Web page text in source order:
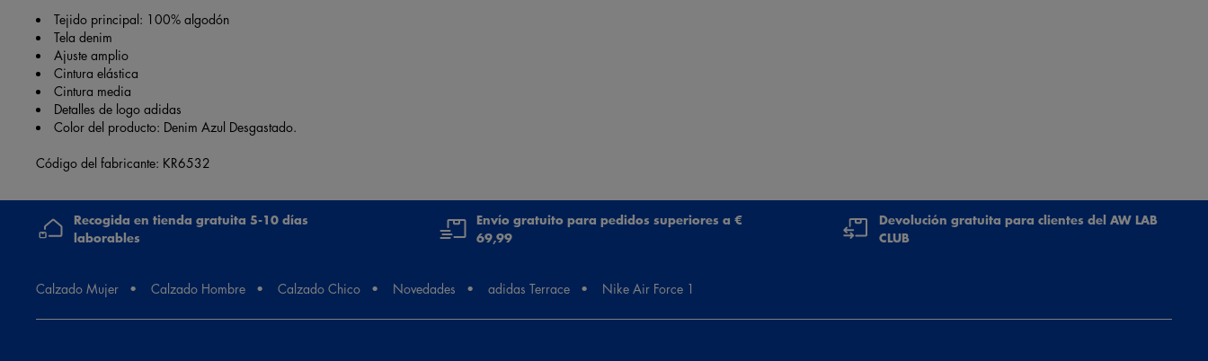
Tejido principal: 100% algodón
Tela denim
Ajuste amplio
Cintura elástica
Cintura media
Detalles de logo adidas
Color del producto: Denim Azul Desgastado.
Código del fabricante: KR6532
Recogida en tienda gratuita 5-10 días
laborables
Envío gratuito para pedidos superiores a €
69,99
Devolución gratuita para clientes del AW LAB
CLUB
Calzado Mujer Calzado Hombre Calzado Chico Novedades adidas Terrace Nike Air Force 1